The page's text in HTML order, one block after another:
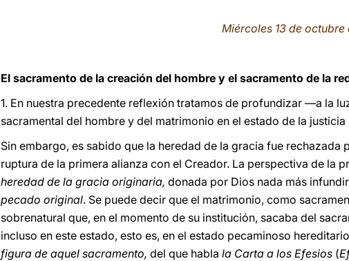
Miércoles 13 de octubre
El sacramento de la creación del hombre y el sacramento de la
1. En nuestra precedente reflexión tratamos de profundizar —a la
sacramental del hombre y del matrimonio en el estado de la
Sin embargo, es sabido que la heredad de la gracia fue rechazada
ruptura de la primera alianza con el Creador. La perspectiva de la
heredad de la gracia originaria, donada por Dios nada más
pecado original. Se puede decir que el matrimonio, como
sobrenatural que, en el momento de su institución, sacaba del
incluso en este estado, esto es, en el estado pecaminoso
figura de aquel sacramento, del que habla la Carta a los Efesios (